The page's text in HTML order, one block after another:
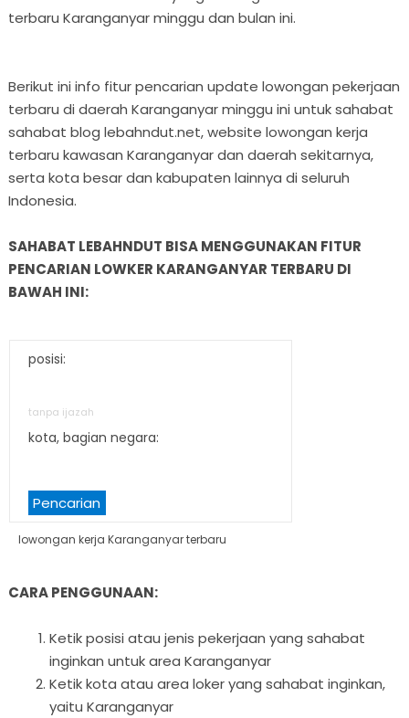
terbaru Karanganyar minggu dan bulan ini.
Berikut ini info fitur pencarian update lowongan pekerjaan
terbaru di daerah Karanganyar minggu ini untuk sahabat
sahabat blog lebahndut.net, website lowongan kerja
terbaru kawasan Karanganyar dan daerah sekitarnya,
serta kota besar dan kabupaten lainnya di seluruh
Indonesia.
SAHABAT LEBAHNDUT BISA MENGGUNAKAN FITUR
PENCARIAN LOWKER KARANGANYAR TERBARU DI
BAWAH INI:
posisi:
tanpa ijazah
kota, bagian negara:
Pencarian
lowongan kerja Karanganyar terbaru
CARA PENGGUNAAN:
Ketik posisi atau jenis pekerjaan yang sahabat
inginkan untuk area Karanganyar
Ketik kota atau area loker yang sahabat inginkan,
yaitu Karanganyar